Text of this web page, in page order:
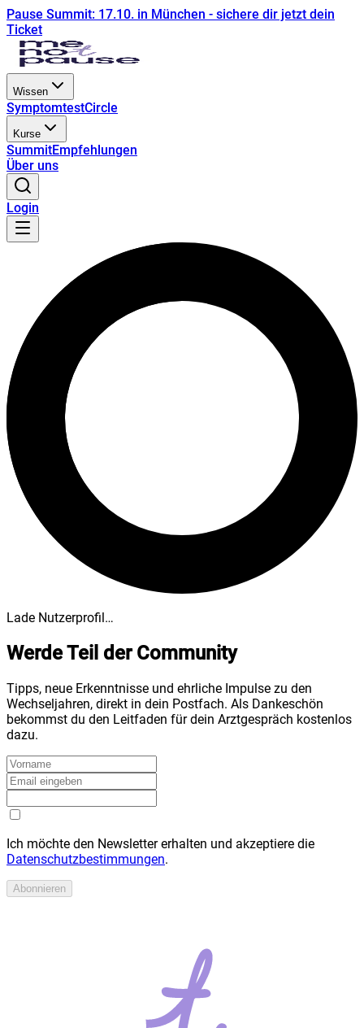
Pause Summit: 17.10. in München - sichere dir jetzt dein
Ticket
Wissen
SymptomtestCircle
Kurse
SummitEmpfehlungen
Über uns
Login
Lade Nutzerprofil…
Werde Teil der Community
Tipps, neue Erkenntnisse und ehrliche Impulse zu den
Wechseljahren, direkt in dein Postfach. Als Dankeschön
bekommst du den Leitfaden für dein Arztgespräch kostenlos
dazu.
Ich möchte den Newsletter erhalten und akzeptiere die
Datenschutzbestimmungen.
Abonnieren